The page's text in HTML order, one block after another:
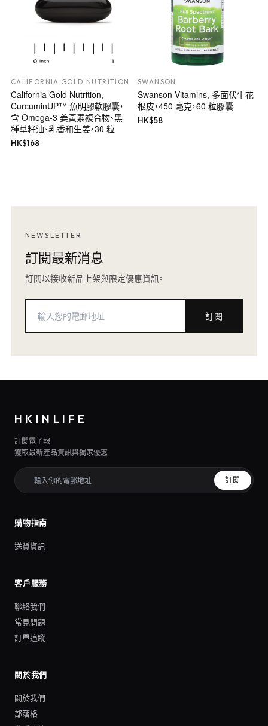
CALIFORNIA GOLD NUTRITION
California Gold Nutrition,
CurcuminUP™ 魚明膠軟膠囊，
含 Omega-3 姜黃素複合物、黑
種草籽油、乳香和生姜，30 粒
HK$168
SWANSON
Swanson Vitamins, 多面伏牛花
根皮，450 毫克，60 粒膠囊
HK$58
NEWSLETTER
訂閱最新消息
訂閱以接收新品上架與限定優惠資訊。
訂閱
HKINLIFE
訂閱電子報
獲取最新產品資訊與獨家優惠
訂閱
購物指南
送貨資訊
客戶服務
聯絡我們
常見問題
訂單追蹤
關於我們
關於我們
部落格